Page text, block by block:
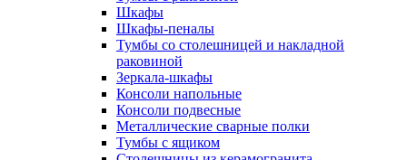
Шкафы
Шкафы-пеналы
Тумбы со столешницей и накладной
раковиной
Зеркала-шкафы
Консоли напольные
Консоли подвесные
Металлические сварные полки
Тумбы с ящиком